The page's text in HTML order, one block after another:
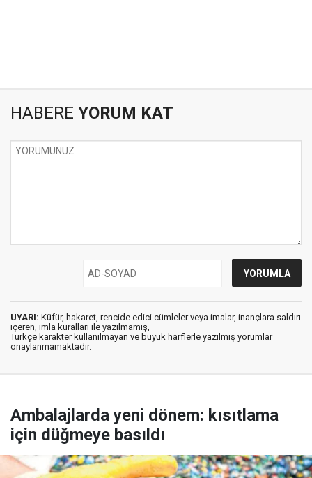
HABERE YORUM KAT
UYARI: Küfür, hakaret, rencide edici cümleler veya imalar, inançlara saldırı
içeren, imla kuralları ile yazılmamış,
Türkçe karakter kullanılmayan ve büyük harflerle yazılmış yorumlar
onaylanmamaktadır.
Ambalajlarda yeni dönem: kısıtlama
için düğmeye basıldı